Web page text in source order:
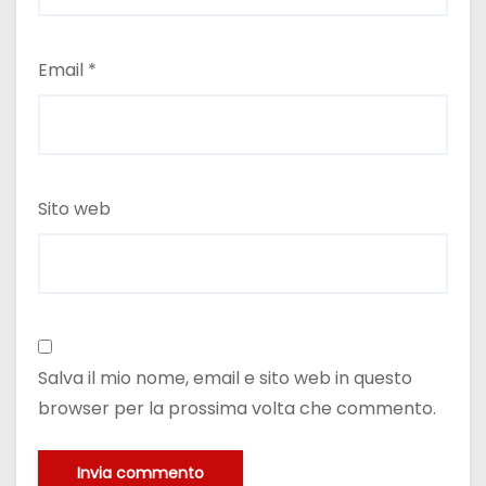
Email *
Sito web
Salva il mio nome, email e sito web in questo
browser per la prossima volta che commento.